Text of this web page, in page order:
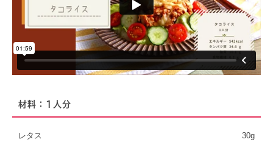
材料：1人分
レタス
30g